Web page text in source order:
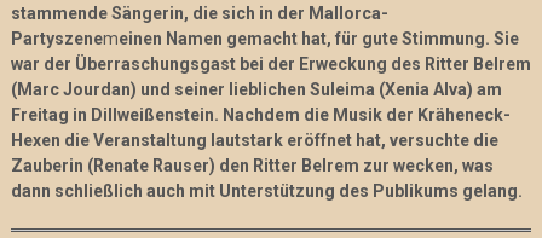
stammende Sängerin, die sich in der Mallorca-
Partyszenemeinen Namen gemacht hat, für gute Stimmung. Sie
war der Überraschungsgast bei der Erweckung des Ritter Belrem
(Marc Jourdan) und seiner lieblichen Suleima (Xenia Alva) am
Freitag in Dillweißenstein. Nachdem die Musik der Kräheneck-
Hexen die Veranstaltung lautstark eröffnet hat, versuchte die
Zauberin (Renate Rauser) den Ritter Belrem zur wecken, was
dann schließlich auch mit Unterstützung des Publikums gelang.